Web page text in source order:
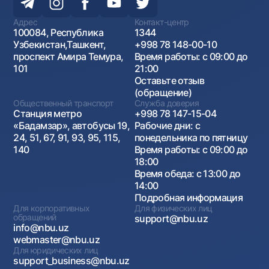
Адрес
100084, Республика
Узбекистан,Ташкент,
проспект Амира Темура,
101
Контакт-центр
1344
+998 78 148-00-10
Время работы: с 09:00 до
21:00
Оставьте отзыв
(обращение)
Общественный транспорт
Станция метро
«Бадамзар», автобусы 19,
24, 51, 67, 91, 93, 95, 115,
140
Служба доверия
+998 78 147-15-04
Рабочие дни: с
понедельника по пятницу
Время работы: с 09:00 до
18:00
Время обеда: с 13:00 до
14:00
Подробная информация
Для корпоративных
обращений
info@nbu.uz
webmaster@nbu.uz
Для физических лиц
support@nbu.uz
Для юридических лиц
support_business@nbu.uz